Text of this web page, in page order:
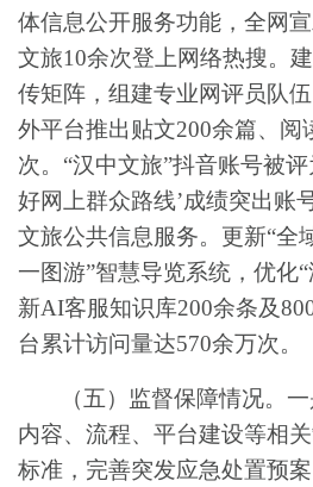
体信息公开服务功能， 全网
文旅10余次登上网络热搜。
传矩阵，组建专业网评员队伍
外平台推出贴文200余篇、阅
次。“汉中文旅”抖音账号被评
好网上群众路线’成绩突出账号
文旅公共信息服务。 更新“全
一图游”智慧导览系统 ， 优化
新AI客服知识库200余条及8
台累计访问量达570余万次。
（五） 监督保障情况。
内容、流程、平台建设等相
标准，完善突发应急处置预